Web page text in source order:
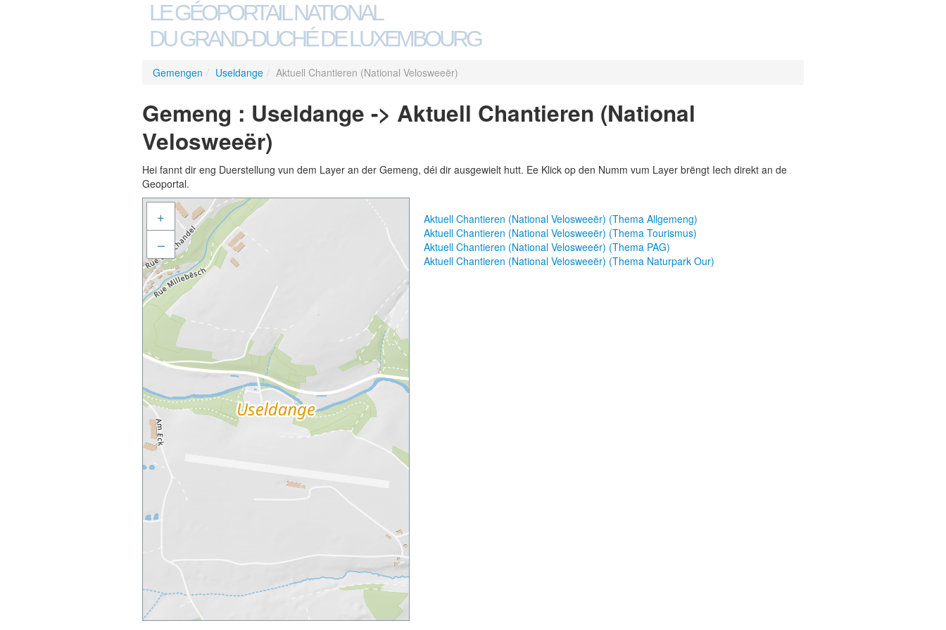
LE GÉOPORTAIL NATIONAL
DU GRAND-DUCHÉ DE LUXEMBOURG
Gemengen / Useldange / Aktuell Chantieren (National Velosweeër)
Gemeng : Useldange -> Aktuell Chantieren (National
Velosweeër)
Hei fannt dir eng Duerstellung vun dem Layer an der Gemeng, déi dir ausgewielt hutt. Ee Klick op den Numm vum Layer brëngt Iech direkt an de
Geoportal.
+
–
Aktuell Chantieren (National Velosweeër) (Thema Allgemeng)
Aktuell Chantieren (National Velosweeër) (Thema Tourismus)
Aktuell Chantieren (National Velosweeër) (Thema PAG)
Aktuell Chantieren (National Velosweeër) (Thema Naturpark Our)